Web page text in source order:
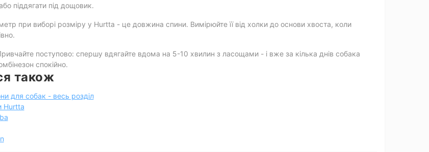
піддягати під дощовик.
при виборі розміру у Hurtta - це довжина спини. Вимірюйте її від холки до основи хвоста, коли
поступово: спершу вдягайте вдома на 5-10 хвилин з ласощами - і вже за кілька днів собака
спокійно.
також
для собак - весь розділ
Hurtta